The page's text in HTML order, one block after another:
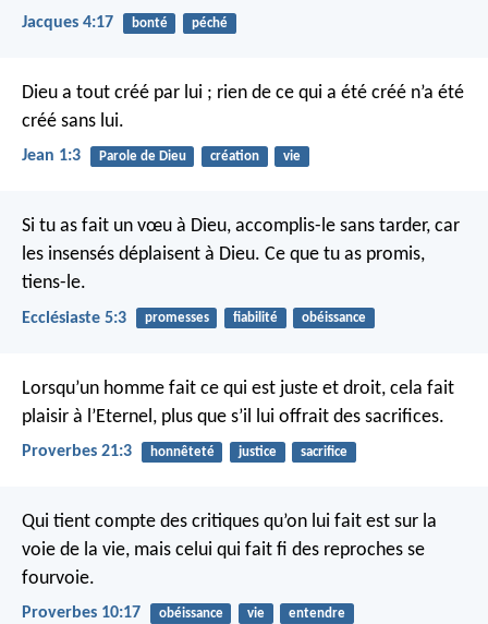
Jacques 4:17 bonté péché
Dieu a tout créé par lui ; rien de ce qui a été créé n’a été
créé sans lui.
Jean 1:3 Parole de Dieu création vie
Si tu as fait un vœu à Dieu, accomplis-le sans tarder, car
les insensés déplaisent à Dieu. Ce que tu as promis,
tiens-le.
Ecclésiaste 5:3 promesses fiabilité obéissance
Lorsqu’un homme fait ce qui est juste et droit, cela fait
plaisir à l’Eternel, plus que s’il lui offrait des sacrifices.
Proverbes 21:3 honnêteté justice sacrifice
Qui tient compte des critiques qu’on lui fait est sur la
voie de la vie, mais celui qui fait fi des reproches se
fourvoie.
Proverbes 10:17 obéissance vie entendre